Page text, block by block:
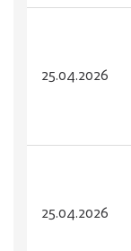
25.04.2026
25.04.2026